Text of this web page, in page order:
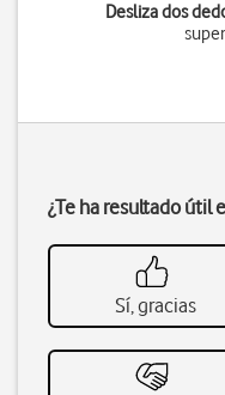
Desliza dos
¿Te ha resultado útil
Sí, gracias